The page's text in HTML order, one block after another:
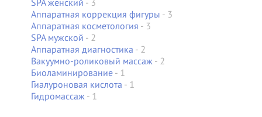
SPA женский - 3
Аппаратная коррекция фигуры - 3
Аппаратная косметология - 3
SPA мужской - 2
Аппаратная диагностика - 2
Вакуумно-роликовый массаж- 2
Биоламинирование- 1
Гиалуроновая кислота - 1
Гидромассаж- 1